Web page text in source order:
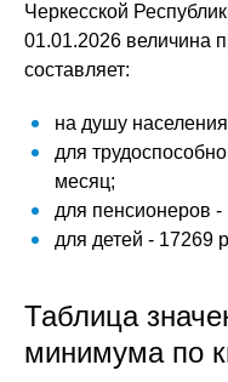
Черкесской
01.01.2026 величина
составляет:
на душу
для
месяц;
для пенсионеров
для детей - 17269
Таблица
минимума по